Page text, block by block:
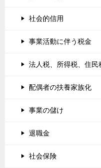
社会的信用
事業活動に伴う税金
法人税、所得税、住
配偶者の扶養家族化
事業の儲け
退職金
社会保険